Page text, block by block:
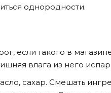
однородности.
если такого в
влага из него
сахар. Смешать